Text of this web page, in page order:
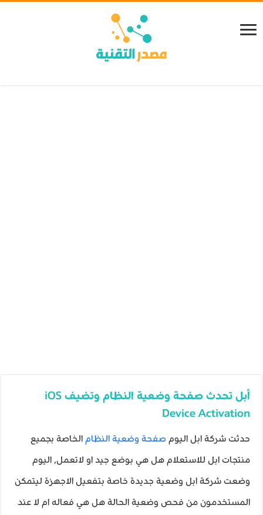
أبل تحدث صفحة وضعية النظام وتضيف iOS
Device Activation
حدثت شركة ابل اليوم صفحة وضعية النظامالخاصة بجميع
منتجات ابل للاستعلام هل هي بوضع جيد او لاتعمل, اليوم
وضعت شركة ابل وضعية جديدة خاصة بتفعيل الاجهزة ليتمكن
المستخدمون من فحص وضعية الحالة هل هي فعاله ام لا عند